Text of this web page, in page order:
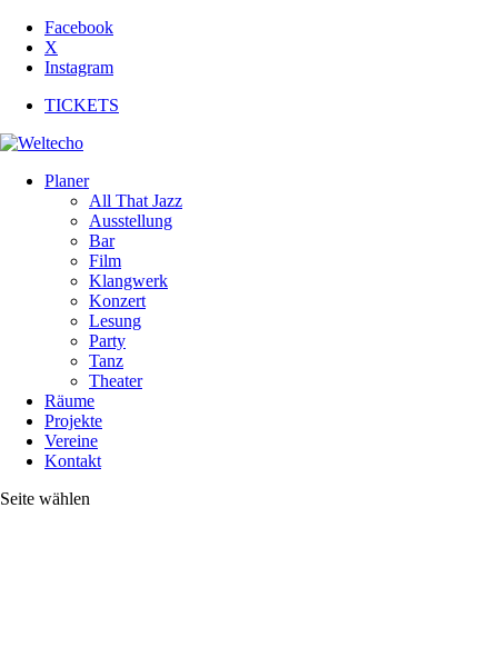
Facebook
X
Instagram
TICKETS
Planer
All That Jazz
Ausstellung
Bar
Film
Klangwerk
Konzert
Lesung
Party
Tanz
Theater
Räume
Projekte
Vereine
Kontakt
Seite wählen